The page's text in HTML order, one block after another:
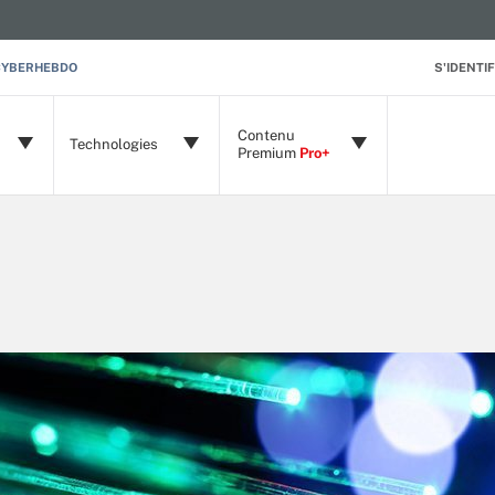
Technologies
Contenu
Premium Pro+